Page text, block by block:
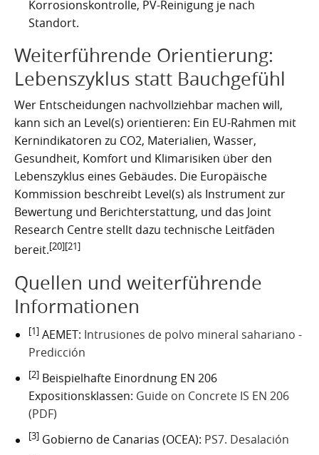
Korrosionskontrolle, PV-Reinigung je nach
Standort.
Weiterführende Orientierung:
Lebenszyklus statt Bauchgefühl
Wer Entscheidungen nachvollziehbar machen will,
kann sich an Level(s) orientieren: Ein EU-Rahmen mit
Kernindikatoren zu CO2, Materialien, Wasser,
Gesundheit, Komfort und Klimarisiken über den
Lebenszyklus eines Gebäudes. Die Europäische
Kommission beschreibt Level(s) als Instrument zur
Bewertung und Berichterstattung, und das Joint
Research Centre stellt dazu technische Leitfäden
bereit.[20][21]
Quellen und weiterführende
Informationen
[1] AEMET: Intrusiones de polvo mineral sahariano -
Predicción
[2] Beispielhafte Einordnung EN 206
Expositionsklassen: Guide on Concrete IS EN 206
(PDF)
[3] Gobierno de Canarias (OCEA): PS7. Desalación